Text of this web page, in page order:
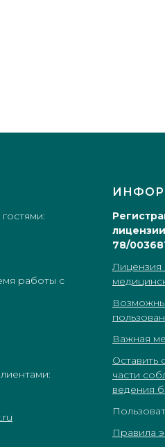
работы с
78/
Лицензия
Важная
Оставить
части
ведения
Правила